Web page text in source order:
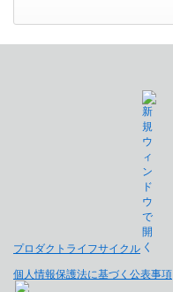
プロダクトライフサイクル
個人情報保護法に基づく公表事項